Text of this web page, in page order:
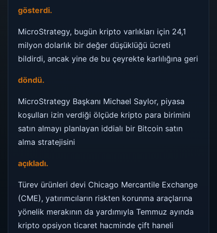
gösterdi.
MicroStrategy, bugün kripto varlıkları için 24,1
milyon dolarlık bir değer düşüklüğü ücreti
bildirdi, ancak yine de bu çeyrekte karlılığına geri
döndü.
MicroStrategy Başkanı Michael Saylor, piyasa
koşulları izin verdiği ölçüde kripto para birimini
satın almayı planlayan iddialı bir Bitcoin satın
alma stratejisini
açıkladı.
Türev ürünleri devi Chicago Mercantile Exchange
(CME), yatırımcıların riskten korunma araçlarına
yönelik merakının da yardımıyla Temmuz ayında
kripto opsiyon ticaret hacminde çift haneli